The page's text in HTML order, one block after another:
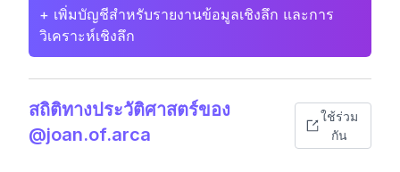
+ เพิ่มบัญชีสำหรับรายงานข้อมูลเชิงลึก และการ
วิเคราะห์เชิงลึก
สถิติทางประวัติศาสตร์ของ
@joan.of.arca
ใช้ร่วม
กัน